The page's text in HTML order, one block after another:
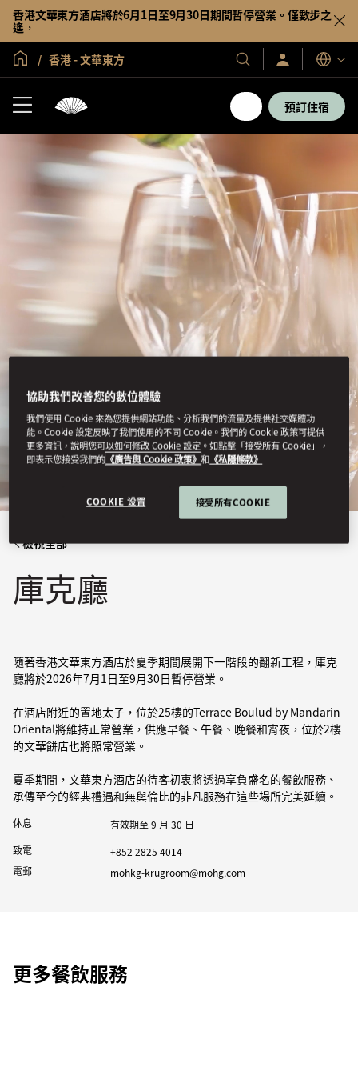
香港文華東方酒店將於6月1日至9月30日期間暫停營業。僅數步之
遙，
全球首頁
香港 - 文華東方
我
們
的
酒
假
村
登
入/
即
加
入
語
言
預訂住宿
檢視全部
庫克廳
隨著香港文華東方酒店於夏季期間展開下一階段的翻新工程，庫克
廳將於2026年7月1日至9月30日暫停營業。
在酒店附近的置地太子，位於25樓的Terrace Boulud by Mandarin
Oriental將維持正常營業，供應早餐、午餐、晚餐和宵夜，位於2樓
的文華餅店也將照常營業。
夏季期間，文華東方酒店的待客初衷將透過享負盛名的餐飲服務、
承傳至今的經典禮遇和無與倫比的非凡服務在這些場所完美延續。
休息
有效期至 9 月 30 日
致電
+852 2825 4014
電郵
mohkg-krugroom@mohg.com
更多餐飲服務
協助我們改善您的數位體驗
我們使用 Cookie 來為您提供網站功能、分析我們的流量及提供社交媒體功
能。Cookie 設定反映了我們使用的不同 Cookie。我們的 Cookie 政策可提供
更多資訊，說明您可以如何修改 Cookie 設定。如點擊「接受所有 Cookie」，
即表示您接受我們的 《廣告與 Cookie 政策》 和 《私隱條款》
COOKIE 设置 接受所有COOKIE